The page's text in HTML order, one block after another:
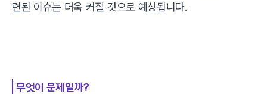
련된 이슈는 더욱 커질 것으로 예상됩니다.
무엇이 문제일까?